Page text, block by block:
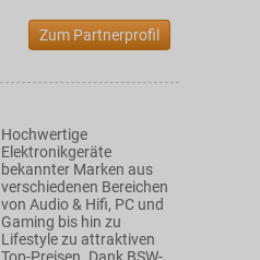
Zum Partnerprofil
Hochwertige
Elektronikgeräte
bekannter Marken aus
verschiedenen Bereichen
von Audio & Hifi, PC und
Gaming bis hin zu
Lifestyle zu attraktiven